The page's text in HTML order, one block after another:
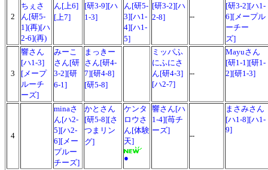
2
ちぇさ
ん[研5-
1](再)[ハ
2-6](再)
ん[上6]
[上7]
[研3-9][ハ
1-3]
ん[研5-
3][ハ1-
4][ハ1-
5]
[研3-2][ハ
2-8]
--
[研3-2][ハ1-
6][メープル
ーチー
ズ]
3
響さん
[ハ1-3]
[メープ
ルーチ
ーズ]
みーこ
さん[研
3-2][研
6-1]
まっきー
さん[研4-
7][研4-8]
[研5-8]
ミッパふ
にふにさ
ん[研4-3]
[ハ2-7]
--
Mayuさん
[研1-1][研1-
2][研1-3]
4
minaさ
ん[ハ2-
5][ハ2-
6][メー
プルー
チーズ]
かとさん
[研5-8][さ
つまリン
グ]
ケンタ
ロウさ
ん[体験
天]
●
響さん[ハ
1-4][苺チ
ーズ]
--
まさみさん
[ハ1-8][ハ1-
9]